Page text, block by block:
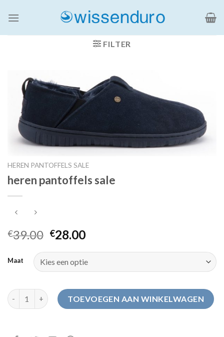
naar
FILTER
HEREN PANTOFFELS SALE
heren pantoffels sale
€39.00 €28.00
Maat
heren pantoffels sale aantalTOEVOEGEN AAN WINKELWAGEN